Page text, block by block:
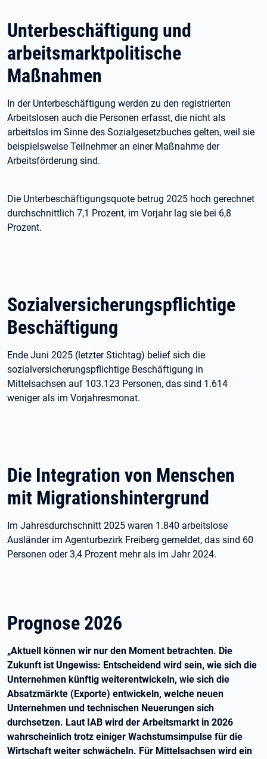
Unterbeschäftigung und
arbeitsmarktpolitische
Maßnahmen
In der Unterbeschäftigung werden zu den registrierten
Arbeitslosen auch die Personen erfasst, die nicht als
arbeitslos im Sinne des Sozialgesetzbuches gelten, weil sie
beispielsweise Teilnehmer an einer Maßnahme der
Arbeitsförderung sind.
Die Unterbeschäftigungsquote betrug 2025 hoch gerechnet
durchschnittlich 7,1 Prozent, im Vorjahr lag sie bei 6,8
Prozent.
Sozialversicherungspflichtige
Beschäftigung
Ende Juni 2025 (letzter Stichtag) belief sich die
sozialversicherungspflichtige Beschäftigung in
Mittelsachsen auf 103.123 Personen, das sind 1.614
weniger als im Vorjahresmonat.
Die Integration von Menschen
mit Migrationshintergrund
Im Jahresdurchschnitt 2025 waren 1.840 arbeitslose
Ausländer im Agenturbezirk Freiberg gemeldet, das sind 60
Personen oder 3,4 Prozent mehr als im Jahr 2024.
Prognose 2026
„Aktuell können wir nur den Moment betrachten. Die
Zukunft ist Ungewiss: Entscheidend wird sein, wie sich die
Unternehmen künftig weiterentwickeln, wie sich die
Absatzmärkte (Exporte) entwickeln, welche neuen
Unternehmen und technischen Neuerungen sich
durchsetzen. Laut IAB wird der Arbeitsmarkt in 2026
wahrscheinlich trotz einiger Wachstumsimpulse für die
Wirtschaft weiter schwächeln. Für Mittelsachsen wird ein